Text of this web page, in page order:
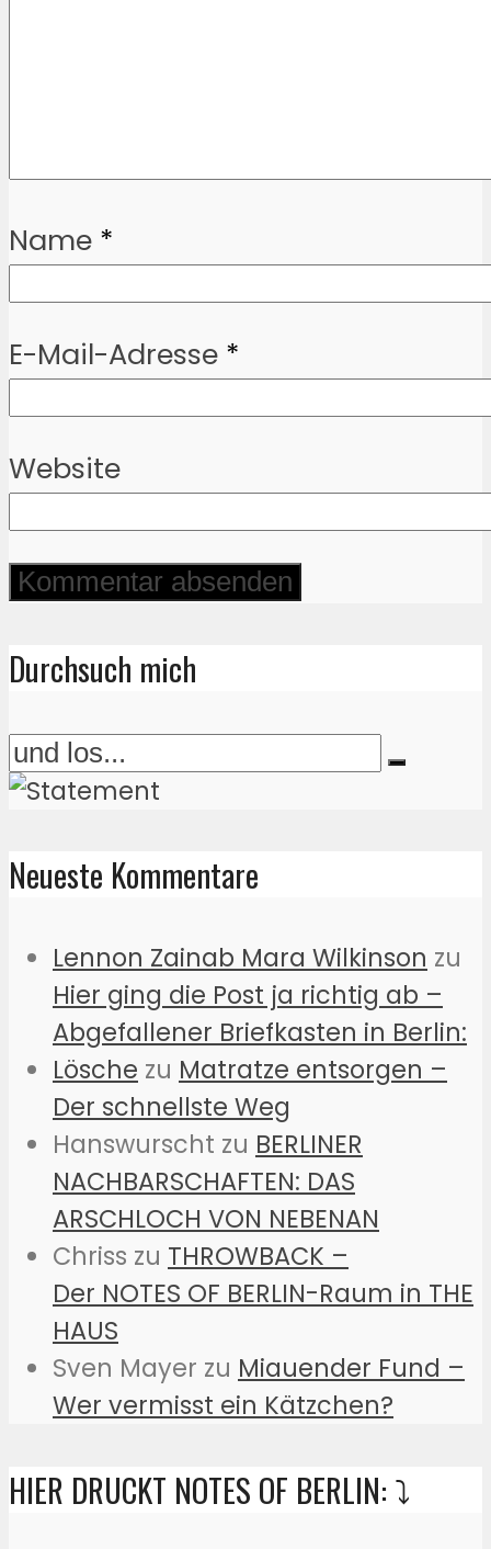
Name *
E-Mail-Adresse *
Website
Durchsuch mich
Neueste Kommentare
Lennon Zainab Mara Wilkinson zu
Hier ging die Post ja richtig ab –
Abgefallener Briefkasten in Berlin:
Lösche zu Matratze entsorgen –
Der schnellste Weg
Hanswurscht zu BERLINER
NACHBARSCHAFTEN: DAS
ARSCHLOCH VON NEBENAN
Chriss zu THROWBACK –
Der NOTES OF BERLIN-Raum in THE
HAUS
Sven Mayer zu Miauender Fund –
Wer vermisst ein Kätzchen?
HIER DRUCKT NOTES OF BERLIN: ⤵️